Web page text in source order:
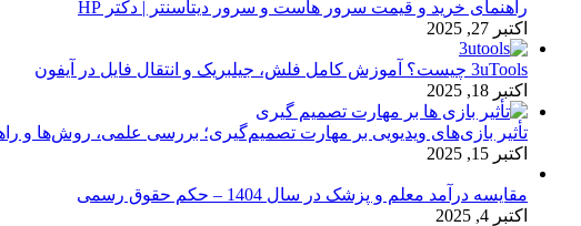
راهنمای خرید و قیمت سرور هاست و سرور دیتاسنتر | دکتر HP
اکتبر 27, 2025
3uTools چیست؟ آموزش کامل فلش، جیلبریک و انتقال فایل در آیفون
اکتبر 18, 2025
تأثیر بازی‌های ویدیویی بر مهارت تصمیم‌گیری؛ بررسی علمی، روش‌ها و
اکتبر 15, 2025
مقایسه درآمد معلم و پزشک در سال 1404 – حکم حقوق رسمی
اکتبر 4, 2025